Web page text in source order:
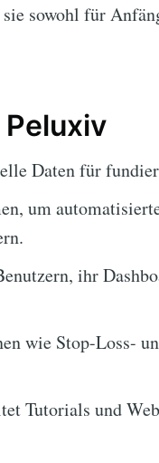
sowohl für
Daten für
um
ihr
wie Stop-Loss-
Tutorials und